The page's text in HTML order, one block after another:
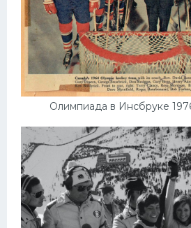
Олимпиада в Инсбруке